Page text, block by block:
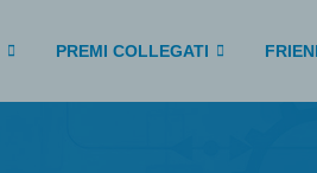
PREMI COLLEGATI